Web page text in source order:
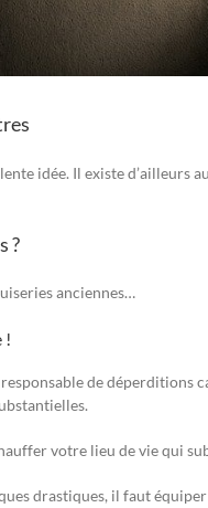
idée. Il existe
?
anciennes…
!
de déperditions
votre lieu de vie qui
drastiques, il faut